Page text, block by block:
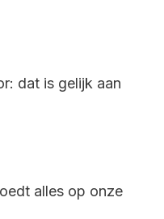
dat is gelijk aan
alles op onze